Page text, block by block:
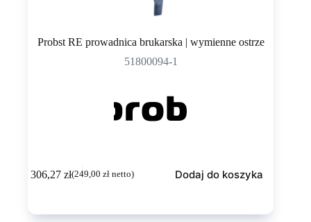
Probst RE prowadnica brukarska | wymienne ostrze
51800094-1
306,27zł(249,00zł netto) Dodaj do koszyka